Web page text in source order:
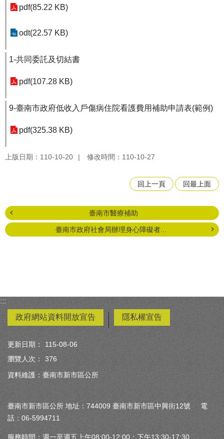
pdf(85.22 KB)
odt(22.57 KB)
1-共同委託及切結書
pdf(107.28 KB)
9-臺南市政府低收入戶傷病住院看護費用補助申請表(範例)
pdf(325.38 KB)
上版日期：110-10-20 修改時間：110-10-27
回上一頁 回最上面
臺南市醫療補助
臺南市政府社會局辦理身心障礙者...
:::
政府網站資料開放宣告
隱私權宣告
更新日期：
115-08-06
瀏覽人次：
376
資料維護：臺南市新市區公所
臺南市新市區公所 地址：744009 臺南市新市區中興街12號 電
話：06-5994711
服務時間：週一至週五上午08:00-12:00；下午13:30-17:30